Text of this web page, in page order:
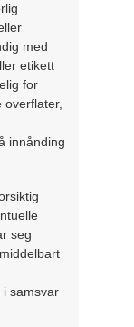
med
etikett
for
overflater,
innånding
seg
i samsvar